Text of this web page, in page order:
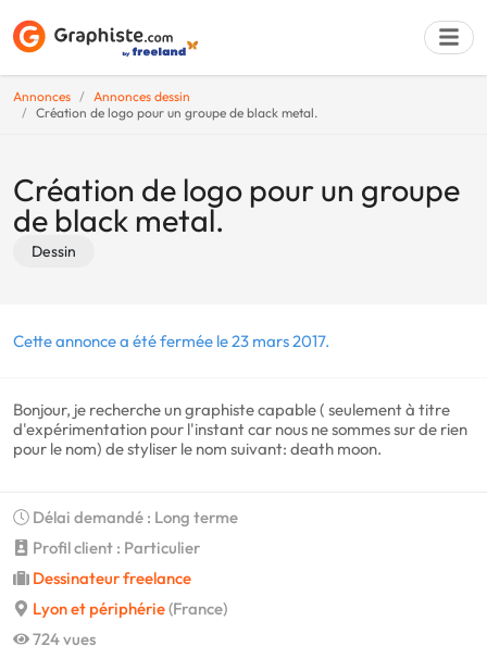
Annonces
Annonces dessin
Création de logo pour un groupe de black metal.
Création de logo pour un groupe
de black metal.
Dessin
Cette annonce a été fermée le 23 mars 2017.
Bonjour, je recherche un graphiste capable ( seulement à titre
d'expérimentation pour l'instant car nous ne sommes sur de rien
pour le nom) de styliser le nom suivant: death moon.
Délai demandé : Long terme
Profil client : Particulier
Dessinateur freelance
Lyon et périphérie(France)
724 vues